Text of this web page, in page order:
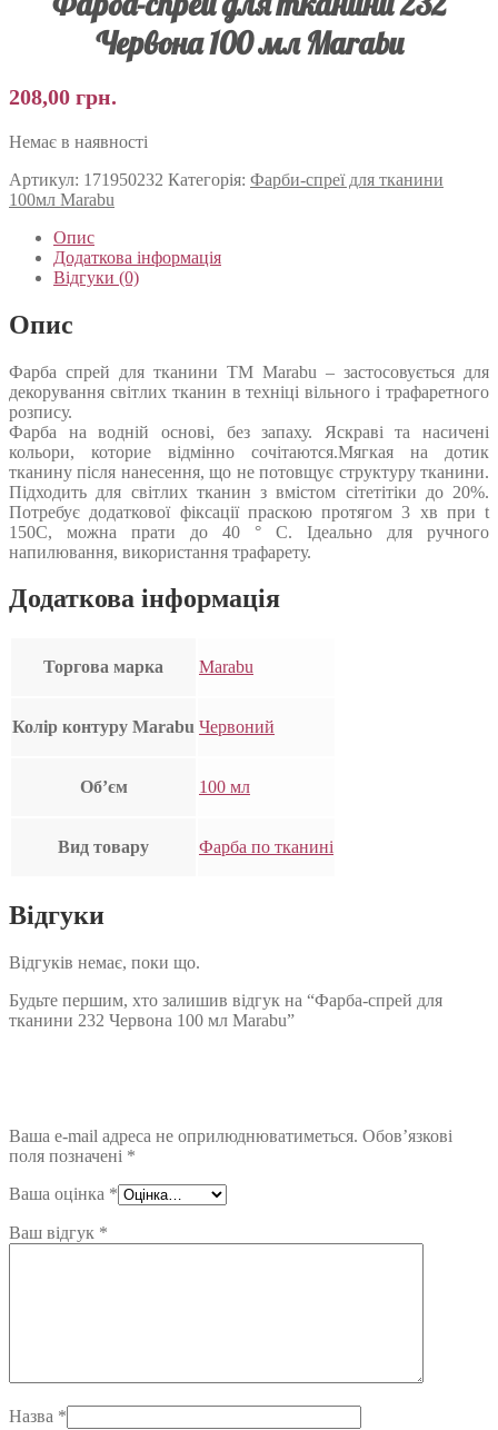
Червона 100 мл Marabu
208,00 грн.
Немає в наявності
Артикул: 171950232 Категорія: Фарби-спреї для тканини
100мл Marabu
Опис
Додаткова інформація
Відгуки (0)
Опис
Фарба спрей для тканини ТМ Marabu – застосовується для
декорування світлих тканин в техніці вільного і трафаретного
розпису.
Фарба на водній основі, без запаху. Яскраві та насичені
кольори, которие відмінно сочітаются.Мягкая на дотик
тканину після нанесення, що не потовщує структуру тканини.
Підходить для світлих тканин з вмістом сітетітіки до 20%.
Потребує додаткової фіксації праскою протягом 3 хв при t
150C, можна прати до 40 ° C. Ідеально для ручного
напилювання, використання трафарету.
Додаткова інформація
Торгова марка Marabu
Колір контуру Marabu Червоний
Об’єм 100 мл
Вид товару Фарба по тканині
Відгуки
Відгуків немає, поки що.
Будьте першим, хто залишив відгук на “Фарба-спрей для
тканини 232 Червона 100 мл Marabu”
Ваша e-mail адреса не оприлюднюватиметься. Обов’язкові
поля позначені *
Ваша оцінка *
Ваш відгук *
Назва *